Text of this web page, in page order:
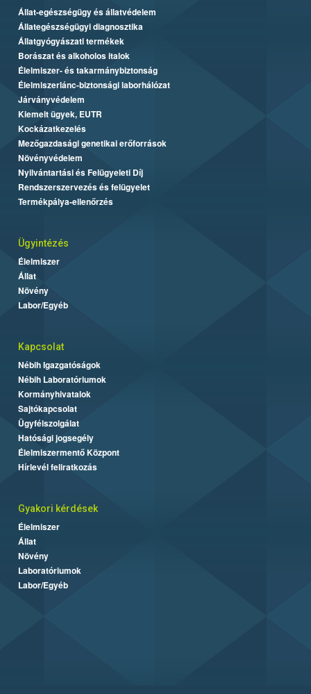
Állat-egészségügy és állatvédelem
Állategészségügyi diagnosztika
Állatgyógyászati termékek
Borászat és alkoholos italok
Élelmiszer- és takarmánybiztonság
Élelmiszerlánc-biztonsági laborhálózat
Járványvédelem
Kiemelt ügyek, EUTR
Kockázatkezelés
Mezőgazdasági genetikai erőforrások
Növényvédelem
Nyilvántartási és Felügyeleti Díj
Rendszerszervezés és felügyelet
Termékpálya-ellenőrzés
Ügyintézés
Élelmiszer
Állat
Növény
Labor/Egyéb
Kapcsolat
Nébih Igazgatóságok
Nébih Laboratóriumok
Kormányhivatalok
Sajtókapcsolat
Ügyfélszolgálat
Hatósági jogsegély
Élelmiszermentő Központ
Hírlevél feliratkozás
Gyakori kérdések
Élelmiszer
Állat
Növény
Laboratóriumok
Labor/Egyéb